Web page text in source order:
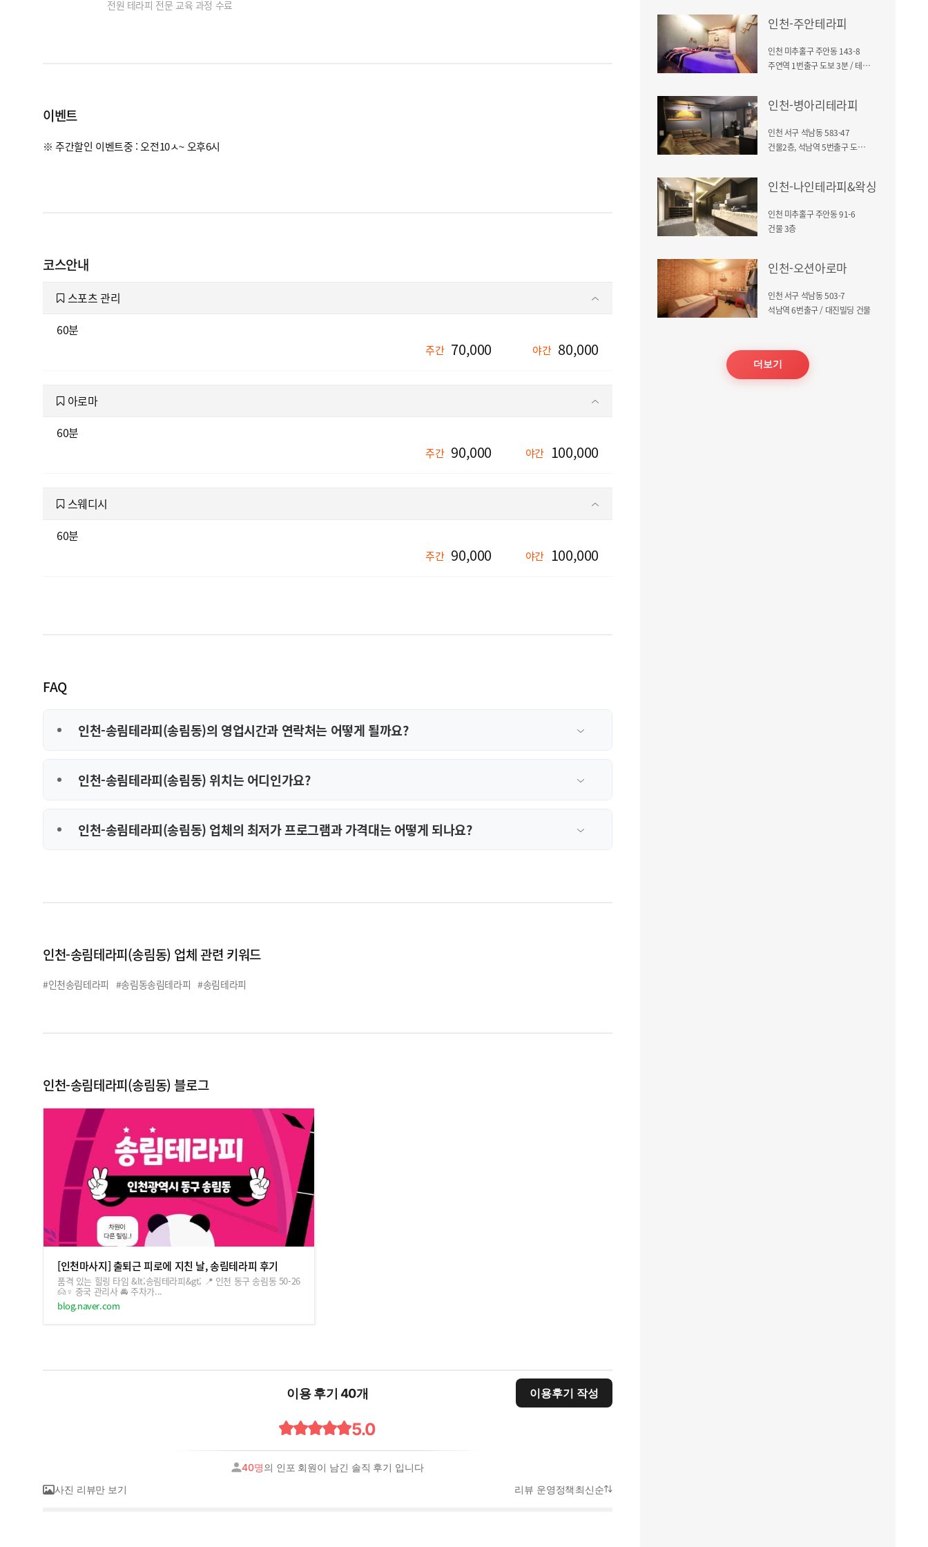
전원 테라피 전문 교육 과정 수료
이벤트
※ 주간할인 이벤트중 : 오전10ㅅ~ 오후6시
코스안내
스포츠 관리
60분
주간 70,000 야간 80,000
아로마
60분
주간 90,000 야간 100,000
스웨디시
60분
주간 90,000 야간 100,000
FAQ
인천-송림테라피(송림동)의 영업시간과 연락처는 어떻게 될까요?
인천-송림테라피(송림동) 위치는 어디인가요?
인천-송림테라피(송림동) 업체의 최저가 프로그램과 가격대는 어떻게 되나요?
인천-송림테라피(송림동) 업체 관련 키워드
#인천송림테라피 #송림동송림테라피 #송림테라피
인천-송림테라피(송림동) 블로그
[인천마사지] 출퇴근 피로에 지친 날, 송림테라피 후기
품격 있는 힐링 타임 &lt;송림테라피&gt; 📍 인천 동구 송림동 50-26
🙍♀️ 중국 관리사 🚘 주차가...
blog.naver.com
이용 후기 40개 이용후기 작성
5.0
40명의 인포 회원이 남긴 솔직 후기 입니다
사진 리뷰만 보기
리뷰 운영정책 최신순
인천-주안테라피
인천 미추홀구 주안동 143-8
주연역 1번출구 도보 3분 / 테마타운 4층
인천-병아리테라피
인천 서구 석남동 583-47
건물2층, 석남역 5번출구 도보 10분거리(롯대리아 건너편)
인천-나인테라피&왁싱
인천 미추홀구 주안동 91-6
건물 3층
인천-오션아로마
인천 서구 석남동 503-7
석남역 6번출구 / 대진빌딩 건물
더보기